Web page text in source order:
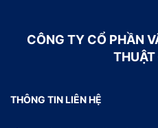
CÔNG TY CỔ PHẦN
THUẬT
THÔNG TIN LIÊN HỆ